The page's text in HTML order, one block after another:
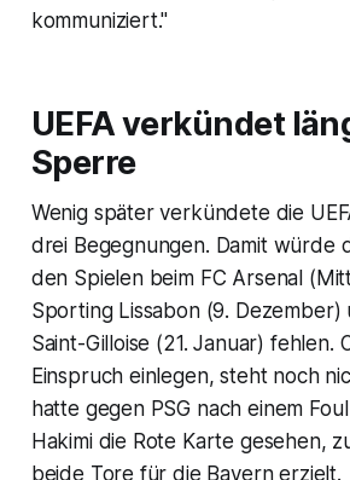
kommuniziert."
UEFA verkündet
Sperre
Wenig später verkündete die
drei Begegnungen. Damit würde
den Spielen beim FC Arsenal
Sporting Lissabon (9.
Saint-Gilloise (21. Januar) fehlen.
Einspruch einlegen, steht noch
hatte gegen PSG nach einem
Hakimi die Rote Karte gesehen,
beide Tore für die Bayern erzielt.